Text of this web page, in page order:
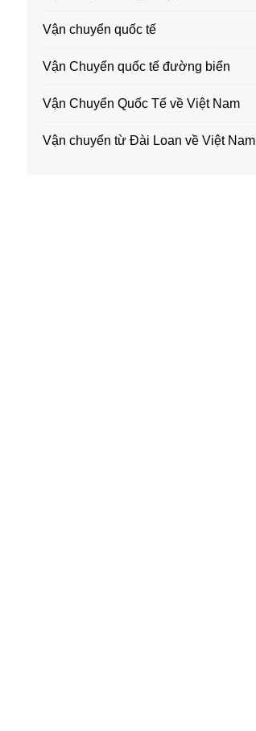
Vận chuyển quốc tế
Vận Chuyển quốc tế đường biển
Vận Chuyển Quốc Tế về Việt Nam
Vận chuyển từ Đài Loan về Việt Nam